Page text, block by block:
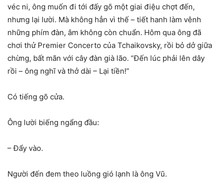
véc ni, ông muốn đi tới đấy gõ một giai điệu chợt đến,
nhưng lại lười. Mà không hẳn vì thế – tiết hanh làm vênh
những phím đàn, âm không còn chuẩn. Hôm qua ông đã
chơi thử Premier Concerto của Tchaikovsky, rồi bỏ dở giữa
chừng, bất mãn với cây đàn già lão. “Đến lúc phải lên dây
rồi – ông nghĩ và thở dài – Lại tiền!”
Có tiếng gõ cửa.
Ông lười biếng ngẩng đầu:
– Đẩy vào.
Người đến đem theo luồng gió lạnh là ông Vũ.